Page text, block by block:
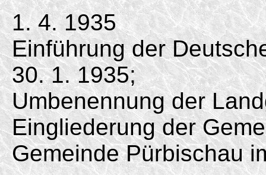
1. 4. 1935
Einführung der
30. 1. 1935;
Umbenennung der
Eingliederung der
Gemeinde Pürbischau